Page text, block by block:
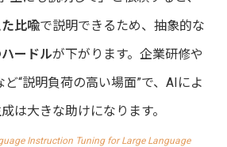
比喩で説明できるため、抽象的な
ードルが下がります。企業研修や
“説明負荷の高い場面”で、AIによ
は大きな助けになります。
Instruction Tuning for Large Language